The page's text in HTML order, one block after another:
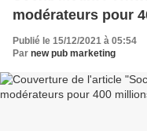
modérateurs pour
Publié le 15/12/2021 à 05:54
Par new pub marketing